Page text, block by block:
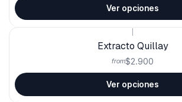
Ver opciones
Extracto Quillay
from$2.900
Ver opciones